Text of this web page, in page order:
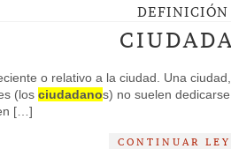
DEFINICIÓN
o relativo a la ciudad. Una
(los ciudadanos) no suelen
[…]
CONTINUAR